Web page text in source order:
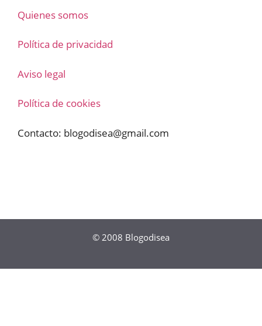
Quienes somos
Política de privacidad
Aviso legal
Política de cookies
Contacto: blogodisea@gmail.com
© 2008 Blogodisea